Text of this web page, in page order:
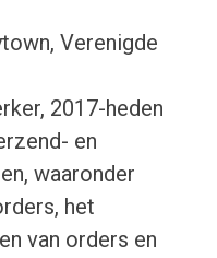
Verenigde
2017-heden
en
waaronder
het
van orders en